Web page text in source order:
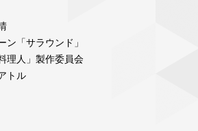
ン「サラウンド」
理人」製作委員会
トル